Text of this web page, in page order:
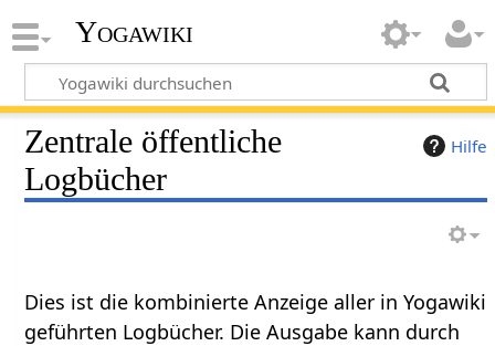
Yogawiki
Hilfe
Zentrale öffentliche
Logbücher
Dies ist die kombinierte Anzeige aller in Yogawiki
geführten Logbücher. Die Ausgabe kann durch